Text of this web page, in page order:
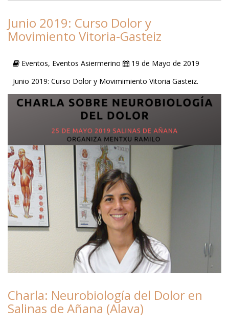
Junio 2019: Curso Dolor y
Movimiento Vitoria-Gasteiz
Eventos, Eventos Asiermerino
19 de Mayo de 2019
Junio 2019: Curso Dolor y Movimimiento Vitoria Gasteiz.
Charla: Neurobiología del Dolor en
Salinas de Añana (Alava)